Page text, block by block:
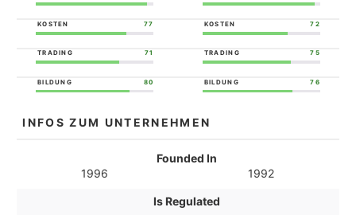
KOSTEN 77 KOSTEN 72
TRADING 71 TRADING 75
BILDUNG 80 BILDUNG 76
INFOS ZUM UNTERNEHMEN
Founded In
1996
1992
Is Regulated